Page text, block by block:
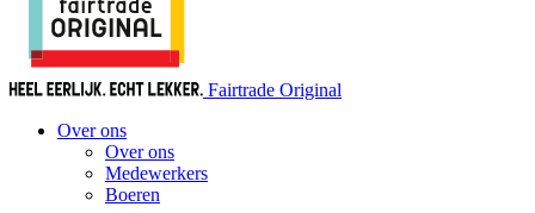
Fairtrade Original
Over ons
Over ons
Medewerkers
Boeren